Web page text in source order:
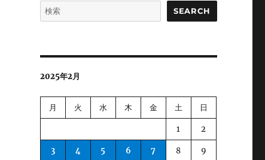
SEARCH
2025年2月
月 火 水 木 金 土 日
1 2
3 4 5 6 7 8 9